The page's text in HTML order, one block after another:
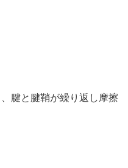
腱と腱鞘が繰り返し摩擦